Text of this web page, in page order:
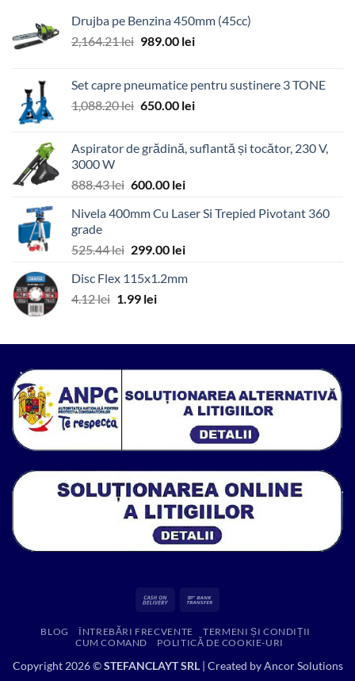
Drujba pe Benzina 450mm (45cc)
2,164.21lei Prețul
fost:
2,164.21 lei.
989.00 leiPrețul
989.00 lei.
Set capre pneumatice pentru sustinere 3 TONE
1,088.20lei Prețul
fost:
650.00 leiPrețul
650.00 lei.
Aspirator de grădină, suflantă și tocător, 230 V,
3000 W
888.43lei Prețul
a
888.43 lei.
600.00 leiPrețul
este:
Nivela 400mm Cu Laser Si Trepied Pivotant 360
grade
525.44lei Prețul
a
fost:
299.00 leiPrețul
este:
Disc Flex 115x1.2mm
4.12lei Prețul
fost:
1.99 leiPrețul
1.99 lei.
Cash
Delivery
BLOG ÎNTREBĂRI FRECVENTE
TERMENI ȘI CONDIȚII
CUM COMAND
POLITICĂ DE COOKIE-URI
Copyright 2026 ©STEFANCLAYT SRL| Created byAncor Solutions